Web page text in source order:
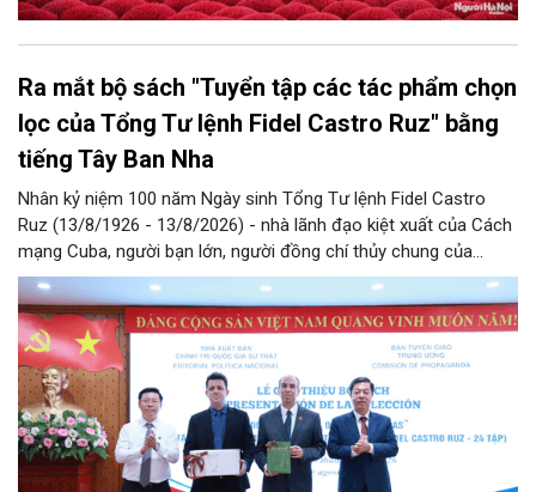
Ra mắt bộ sách "Tuyển tập các tác phẩm chọn
lọc của Tổng Tư lệnh Fidel Castro Ruz" bằng
tiếng Tây Ban Nha
Nhân kỷ niệm 100 năm Ngày sinh Tổng Tư lệnh Fidel Castro
Ruz (13/8/1926 - 13/8/2026) - nhà lãnh đạo kiệt xuất của Cách
mạng Cuba, người bạn lớn, người đồng chí thủy chung của
Đảng, Nhà nước và nhân dân Việt Nam, chiều 5/8, tại Hà Nội,
Nhà xuất bản Chính trị quốc gia Sự thật phối hợp với Ban Tuyên
giáo Trung ương tổ chức Lễ giới thiệu bộ sách “Tuyển tập các
tác phẩm chọn lọc của Tổng Tư lệnh Fidel Castro Ruz” gồm 24
tập bằng tiếng Tây Ban Nha.